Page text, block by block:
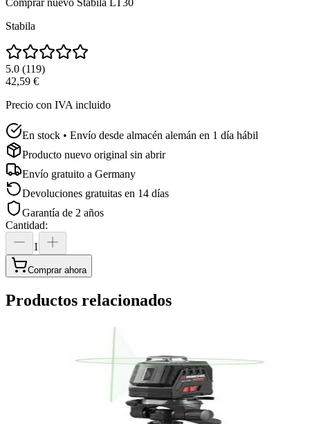
Comprar nuevo Stabila LT30
Stabila
5.0 (119)
42,59 €
Precio con IVA incluido
En stock • Envío desde almacén alemán en 1 día hábil
Producto nuevo original sin abrir
Envío gratuito a Germany
Devoluciones gratuitas en 14 días
Garantía de 2 años
Cantidad:
1
Comprar ahora
Productos relacionados